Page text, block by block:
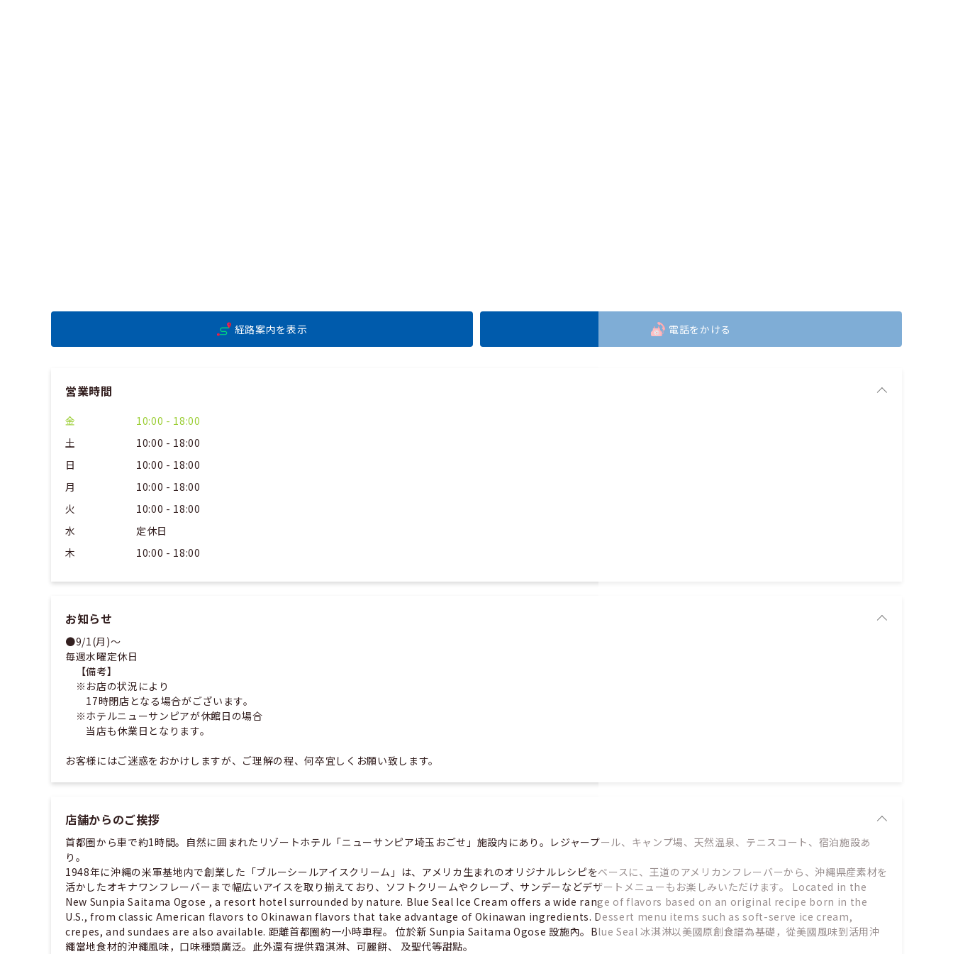
経路案内を表示 電話をかける
営業時間
金
10:00 - 18:00
土
10:00 - 18:00
日
10:00 - 18:00
月
10:00 - 18:00
火
10:00 - 18:00
水
定休日
木
10:00 - 18:00
お知らせ
●9/1(月)〜
毎週水曜定休日
【備考】
※お店の状況により
17時閉店となる場合がございます。
※ホテルニューサンピアが休館日の場合
当店も休業日となります。
お客様にはご迷惑をおかけしますが、ご理解の程、何卒宜しくお願い致します。
店舗からのご挨拶
首都圏から車で約1時間。自然に囲まれたリゾートホテル「ニューサンピア埼玉おごせ」施設内にあり。レジャープール、キャンプ場、天然温泉、テニスコート、宿泊施設あ
り。
1948年に沖縄の米軍基地内で創業した「ブルーシールアイスクリーム」は、アメリカ生まれのオリジナルレシピをベースに、王道のアメリカンフレーバーから、沖縄県産素材を
活かしたオキナワンフレーバーまで幅広いアイスを取り揃えており、ソフトクリームやクレープ、サンデーなどデザートメニューもお楽しみいただけます。 Located in the
New Sunpia Saitama Ogose , a resort hotel surrounded by nature. Blue Seal Ice Cream offers a wide range of flavors based on an original recipe born in the
U.S., from classic American flavors to Okinawan flavors that take advantage of Okinawan ingredients. Dessert menu items such as soft-serve ice cream,
crepes, and sundaes are also available. 距離首都圈約一小時車程。 位於新 Sunpia Saitama Ogose 設施內。Blue Seal 冰淇淋以美國原創食譜為基礎，從美國風味到活用沖
繩當地食材的沖繩風味，口味種類廣泛。此外還有提供霜淇淋、可麗餅、 及聖代等甜點。